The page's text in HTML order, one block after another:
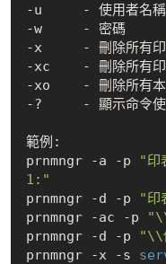
-u     - 使用者名稱
-w     - 密碼
-x     - 刪除所有印
-xc    - 刪除所有印
-xo    - 刪除所有本
-?     - 顯示命令使
範例:
prnmngr -a -p
"印
1:"
prnmngr -d -p
"印
prnmngr -ac -p
"\\
prnmngr -d -p
"\\
prnmngr -x -s